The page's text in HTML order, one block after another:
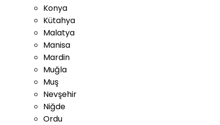
Konya
Kütahya
Malatya
Manisa
Mardin
Muğla
Muş
Nevşehir
Niğde
Ordu